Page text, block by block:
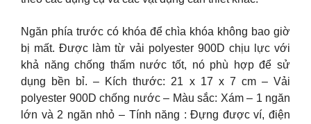
Ngăn phía trước có khóa để chìa khóa không bao giờ
bị mất. Được làm từ vải polyester 900D chịu lực với
khả năng chống thấm nước tốt, nó phù hợp để sử
dụng bền bỉ. – Kích thước: 21 x 17 x 7 cm – Vải
polyester 900D chống nước – Màu sắc: Xám – 1 ngăn
lớn và 2 ngăn nhỏ – Tính năng : Đựng được ví, điện